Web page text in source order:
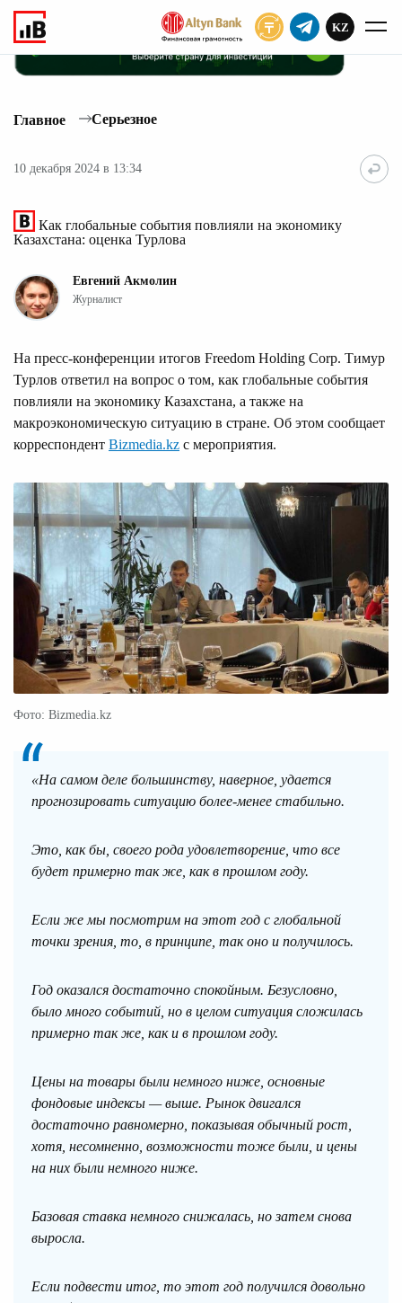
KZ
Главное Серьезное
10 декабря 2024 в 13:34
Как глобальные события повлияли на экономику
Казахстана: оценка Турлова
Евгений Акмолин
Журналист
На пресс-конференции итогов Freedom Holding Corp. Тимур
Турлов ответил на вопрос о том, как глобальные события
повлияли на экономику Казахстана, а также на
макроэкономическую ситуацию в стране. Об этом сообщает
корреспондент Bizmedia.kz с мероприятия.
Фото: Bizmedia.kz
«На самом деле большинству, наверное, удается
прогнозировать ситуацию более-менее стабильно.
Это, как бы, своего рода удовлетворение, что все
будет примерно так же, как в прошлом году.
Если же мы посмотрим на этот год с глобальной
точки зрения, то, в принципе, так оно и получилось.
Год оказался достаточно спокойным. Безусловно,
было много событий, но в целом ситуация сложилась
примерно так же, как и в прошлом году.
Цены на товары были немного ниже, основные
фондовые индексы — выше. Рынок двигался
достаточно равномерно, показывая обычный рост,
хотя, несомненно, возможности тоже были, и цены
на них были немного ниже.
Базовая ставка немного снижалась, но затем снова
выросла.
Если подвести итог, то этот год получился довольно